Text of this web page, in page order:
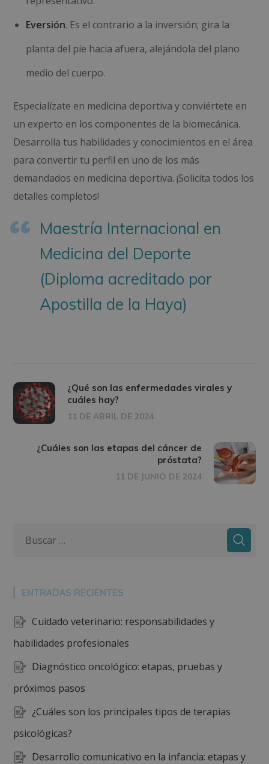
Eversión. Es el contrario a la inversión; gira la
planta del pie hacia afuera, alejándola del plano
medio del cuerpo.
Especialízate en medicina deportiva y conviértete en
un experto en los componentes de la biomecánica.
Desarrolla tus habilidades y conocimientos en el área
para convertir tu perfil en uno de los más
demandados en medicina deportiva. ¡Solicita todos los
detalles completos!
Maestría Internacional en
Medicina del Deporte
(Diploma acreditado por
Apostilla de la Haya)
¿Qué son las enfermedades virales y
cuáles hay?
11 DE ABRIL DE 2024
¿Cuáles son las etapas del cáncer de
próstata?
11 DE JUNIO DE 2024
ENTRADAS RECIENTES
Cuidado veterinario: responsabilidades y
habilidades profesionales
Diagnóstico oncológico: etapas, pruebas y
próximos pasos
¿Cuáles son los principales tipos de terapias
psicológicas?
Desarrollo comunicativo en la infancia: etapas y